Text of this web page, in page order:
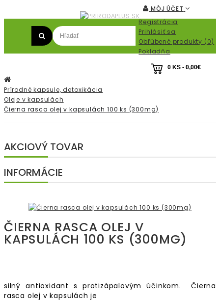
MÔJ ÚČET
Registrácia
Prihlásiť sa
Obľúbené produkty (0)
Pokladňa
0 KS - 0,00€
Prírodné kapsule, detoxikácia
Oleje v kapsulách
Čierna rasca olej v kapsulách 100 ks (300mg)
AKCIOVÝ TOVAR
INFORMÁCIE
ČIERNA RASCA OLEJ V
KAPSULÁCH 100 KS (300MG)
silný antioxidant s protizápalovým účinkom. Čierna
rasca olej v kapsulách je